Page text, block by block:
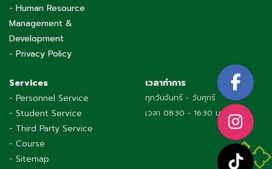
- Human Resource
Management &
Development
- Privacy Policy
Services
- Personnel Service
- Student Service
- Third Party Service
- Course
- Sitemap
เวลาทำการ
ทุกวันจันทร์ - วันศุกร์
เวลา 08:30 - 16:30 น.